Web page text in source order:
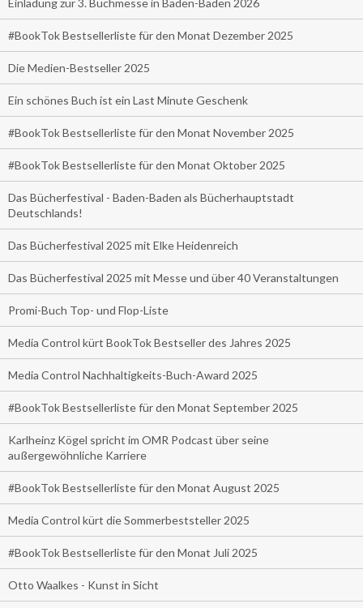
Einladung zur 3. Buchmesse in Baden-Baden 2026
#BookTok Bestsellerliste für den Monat Dezember 2025
Die Medien-Bestseller 2025
Ein schönes Buch ist ein Last Minute Geschenk
#BookTok Bestsellerliste für den Monat November 2025
#BookTok Bestsellerliste für den Monat Oktober 2025
Das Bücherfestival - Baden-Baden als Bücherhauptstadt
Deutschlands!
Das Bücherfestival 2025 mit Elke Heidenreich
Das Bücherfestival 2025 mit Messe und über 40 Veranstaltungen
Promi-Buch Top- und Flop-Liste
Media Control kürt BookTok Bestseller des Jahres 2025
Media Control Nachhaltigkeits-Buch-Award 2025
#BookTok Bestsellerliste für den Monat September 2025
Karlheinz Kögel spricht im OMR Podcast über seine
außergewöhnliche Karriere
#BookTok Bestsellerliste für den Monat August 2025
Media Control kürt die Sommerbeststeller 2025
#BookTok Bestsellerliste für den Monat Juli 2025
Otto Waalkes - Kunst in Sicht